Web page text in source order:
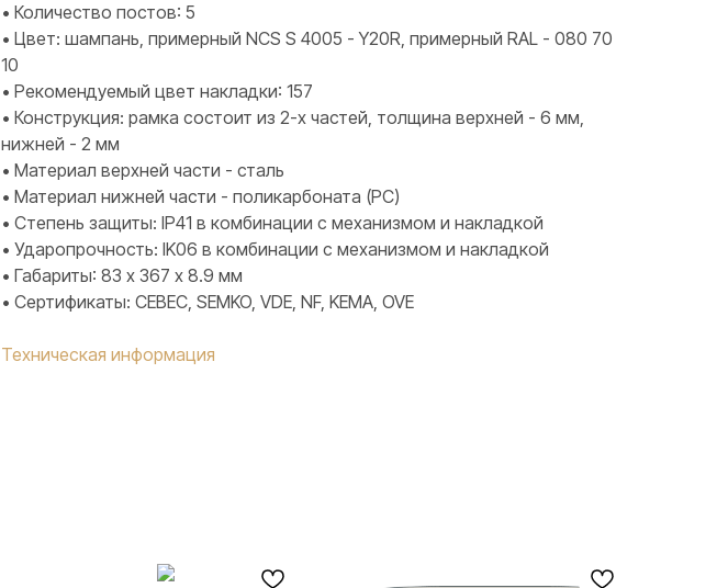
• Количество постов: 5
• Цвет: шампань, примерный NCS S 4005 - Y20R, примерный RAL - 080 70
10
• Рекомендуемый цвет накладки: 157
• Конструкция: рамка состоит из 2-х частей, толщина верхней - 6 мм,
нижней - 2 мм
• Материал верхней части - сталь
• Материал нижней части - поликарбоната (PC)
• Степень защиты: IP41 в комбинации с механизмом и накладкой
• Ударопрочность: IK06 в комбинации с механизмом и накладкой
• Габариты: 83 х 367 х 8.9 мм
• Сертификаты: CEBEC, SEMKO, VDE, NF, KEMA, OVE
Техническая информация